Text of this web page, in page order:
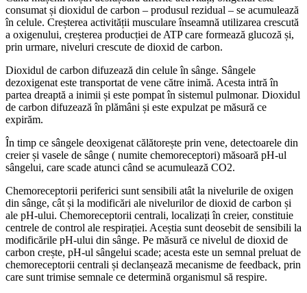
consumat și dioxidul de carbon – produsul rezidual – se acumulează
în celule. Creșterea activității musculare înseamnă utilizarea crescută
a oxigenului, creșterea producției de ATP care formează glucoză și,
prin urmare, niveluri crescute de dioxid de carbon.
Dioxidul de carbon difuzează din celule în sânge. Sângele
dezoxigenat este transportat de vene către inimă. Acesta intră în
partea dreaptă a inimii și este pompat în sistemul pulmonar. Dioxidul
de carbon difuzează în plămâni și este expulzat pe măsură ce
expirăm.
În timp ce sângele deoxigenat călătorește prin vene, detectoarele din
creier și vasele de sânge ( numite chemoreceptori) măsoară pH-ul
sângelui, care scade atunci când se acumulează CO2.
Chemoreceptorii periferici sunt sensibili atât la nivelurile de oxigen
din sânge, cât și la modificări ale nivelurilor de dioxid de carbon și
ale pH-ului. Chemoreceptorii centrali, localizați în creier, constituie
centrele de control ale respirației. Aceștia sunt deosebit de sensibili la
modificările pH-ului din sânge. Pe măsură ce nivelul de dioxid de
carbon crește, pH-ul sângelui scade; acesta este un semnal preluat de
chemoreceptorii centrali și declanșează mecanisme de feedback, prin
care sunt trimise semnale ce determină organismul să respire.